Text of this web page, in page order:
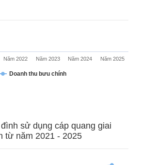
SCIENCE AND TECHNOLOGY
Doanh thu bưu chính
Năm 2022 Năm 2023 Năm 2024 Năm 2025
sử dụng cáp quang giai
từ năm 2021 - 2025